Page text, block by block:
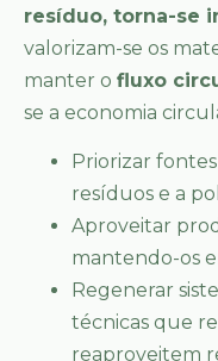
resíduo, torna-se
valorizam-se os
manter o fluxo
se a economia
Priorizar
resíduos e a
Aproveitar
mantendo-os
Regenerar
técnicas que
reaproveitem